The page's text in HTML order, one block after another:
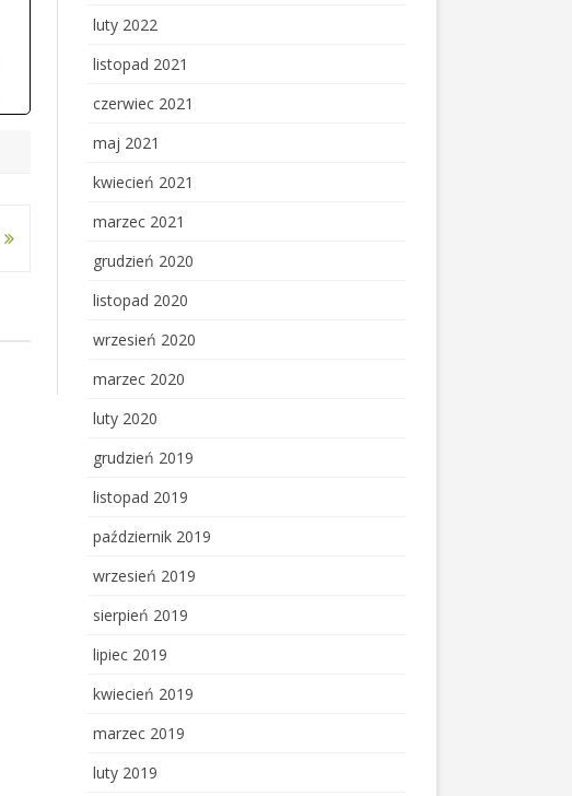
luty 2022
listopad 2021
czerwiec 2021
maj 2021
kwiecień 2021
marzec 2021
grudzień 2020
listopad 2020
wrzesień 2020
marzec 2020
luty 2020
grudzień 2019
listopad 2019
październik 2019
wrzesień 2019
sierpień 2019
lipiec 2019
kwiecień 2019
marzec 2019
luty 2019